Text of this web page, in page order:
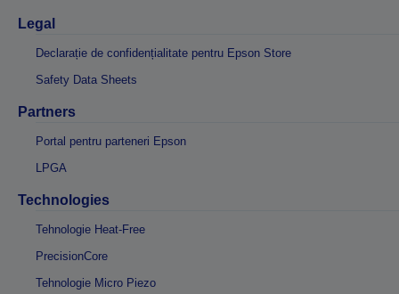
Legal
Declarație de confidențialitate pentru Epson Store
Safety Data Sheets
Partners
Portal pentru parteneri Epson
LPGA
Technologies
Tehnologie Heat-Free
PrecisionCore
Tehnologie Micro Piezo